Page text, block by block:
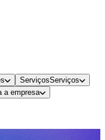
ServiçosServiços
a empresa